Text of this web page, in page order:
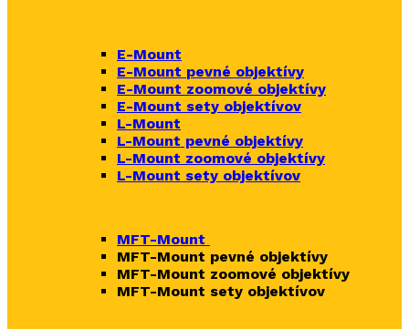
E-Mount
E-Mount pevné objektívy
E-Mount zoomové objektívy
E-Mount sety objektívov
L-Mount
L-Mount pevné objektívy
L-Mount zoomové objektívy
L-Mount sety objektívov
MFT-Mount
MFT-Mount pevné objektívy
MFT-Mount zoomové objektívy
MFT-Mount sety objektívov